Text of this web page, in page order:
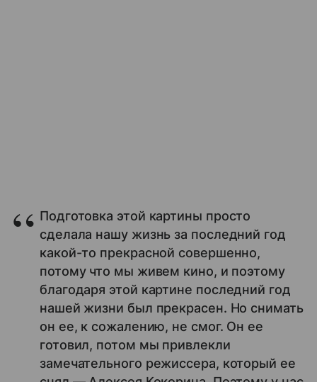
Подготовка этой картины просто
сделала нашу жизнь за последний год
какой-то прекрасной совершенно,
потому что мы живем кино, и поэтому
благодаря этой картине последний год
нашей жизни был прекрасен. Но снимать
он ее, к сожалению, не смог. Он ее
готовил, потом мы привлекли
замечательного режиссера, который ее